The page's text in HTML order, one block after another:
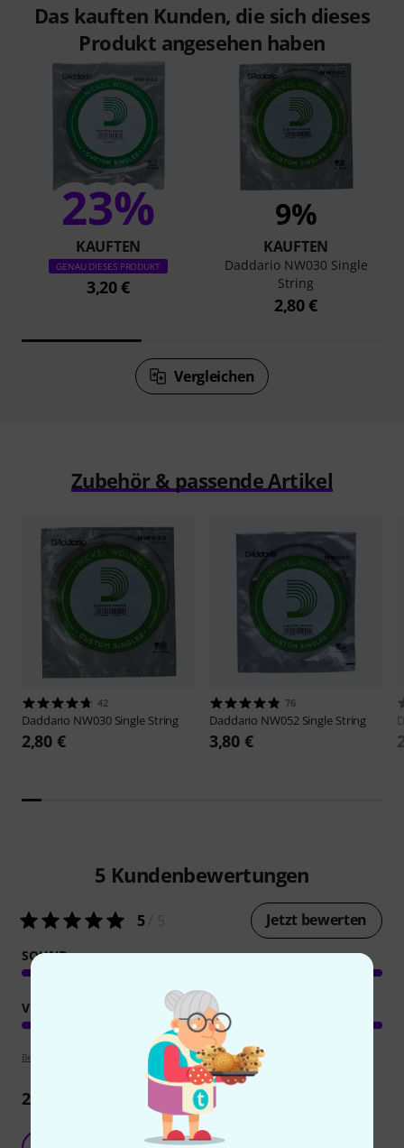
Das kauften Kunden, die sich dieses
Produkt angesehen haben
23%
KAUFTEN
GENAU DIESES PRODUKT
3,20 €
9%
KAUFTEN
Daddario NW030 Single
String
2,80 €
Vergleichen
Zubehör & passende Artikel
42
Daddario NW030 Single String
2,80 €
76
Daddario NW052 Single String
3,80 €
5 Kundenbewertungen
5/ 5 Jetzt bewerten
SOUND
VERARBEITUNG
Bewertungsrichtlinien
2Rezensionen
Daddario Einzelsaiten